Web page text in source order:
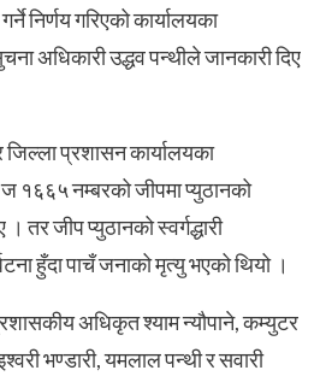
निर्णय गरिएको कार्यालयका
अधिकारी उद्धव पन्थीले जानकारी दिए
जिल्ला प्रशासन कार्यालयका
१६६५ नम्बरको जीपमा प्युठानको
। तर जीप प्युठानको स्वर्गद्धारी
हुँदा पाचँ जनाको मृत्यु भएको थियो ।
अधिकृत श्याम न्यौपाने, कम्युटर
भण्डारी, यमलाल पन्थी र सवारी